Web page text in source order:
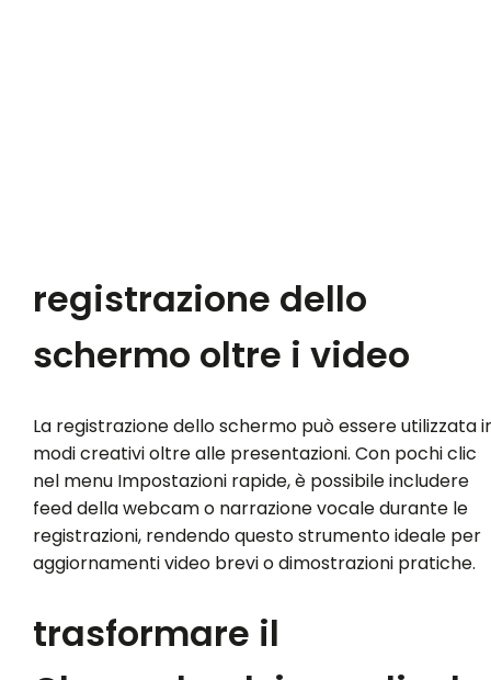
registrazione dello
schermo oltre i video
La registrazione dello schermo può essere utilizzata
modi creativi oltre alle presentazioni. Con pochi clic
nel menu Impostazioni rapide, è possibile includere
feed della webcam o narrazione vocale durante le
registrazioni, rendendo questo strumento ideale per
aggiornamenti video brevi o dimostrazioni pratiche.
trasformare il